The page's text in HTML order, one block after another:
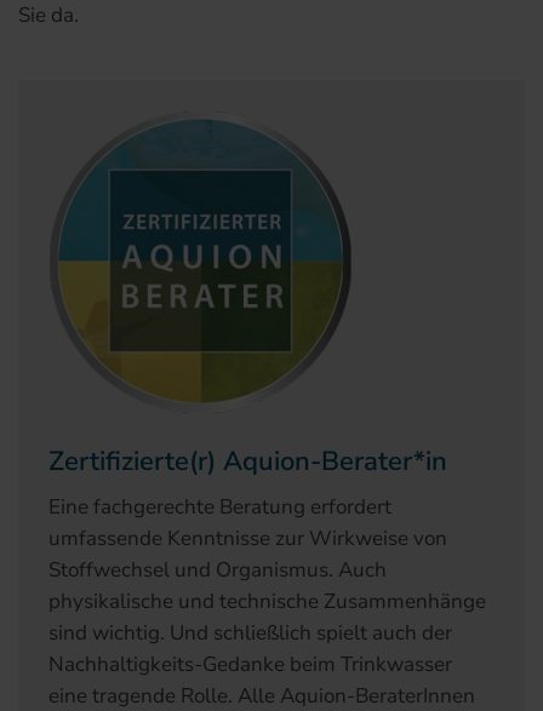
Sie da.
Zertifizierte(r) Aquion-Berater*in
Eine fachgerechte Beratung erfordert
umfassende Kenntnisse zur Wirkweise von
Stoffwechsel und Organismus. Auch
physikalische und technische Zusammenhänge
sind wichtig. Und schließlich spielt auch der
Nachhaltigkeits-Gedanke beim Trinkwasser
eine tragende Rolle. Alle Aquion-BeraterInnen